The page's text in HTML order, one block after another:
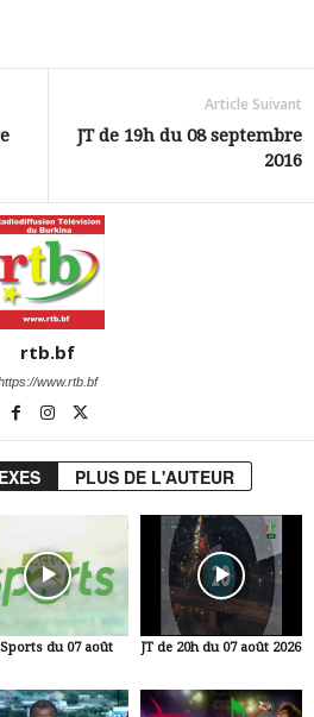
Article Suivant
JT de 19h du 08 septembre
2016
rtb.bf
www.rtb.bf
PLUS DE L'AUTEUR
du 07 août
JT de 20h du 07 août 2026